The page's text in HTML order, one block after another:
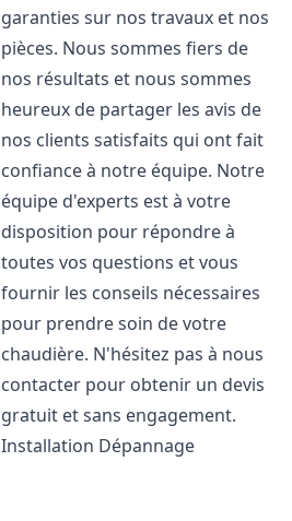
garanties sur nos travaux et nos
pièces. Nous sommes fiers de
nos résultats et nous sommes
heureux de partager les avis de
nos clients satisfaits qui ont fait
confiance à notre équipe. Notre
équipe d'experts est à votre
disposition pour répondre à
toutes vos questions et vous
fournir les conseils nécessaires
pour prendre soin de votre
chaudière. N'hésitez pas à nous
contacter pour obtenir un devis
gratuit et sans engagement.
Installation Dépannage